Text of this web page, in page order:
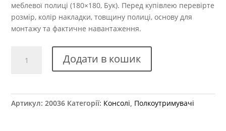
меблевої полиці (180×180, Бук). Перед купівлею перевірте
розмір, колір накладки, товщину полиці, основу для
монтажу та фактичне навантаження.
накладкою
Додати в кошик
Артикул:20036 Категорії: Консолі, Полкоутримувачі